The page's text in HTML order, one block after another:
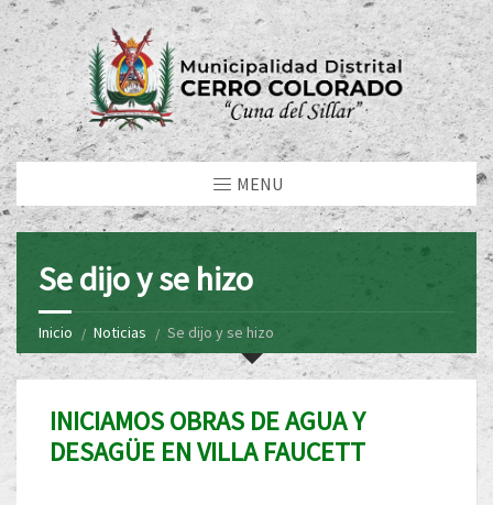
MENU
Se dijo y se hizo
Inicio Noticias Se dijo y se hizo
INICIAMOS OBRAS DE AGUA Y
DESAGÜE EN VILLA FAUCETT